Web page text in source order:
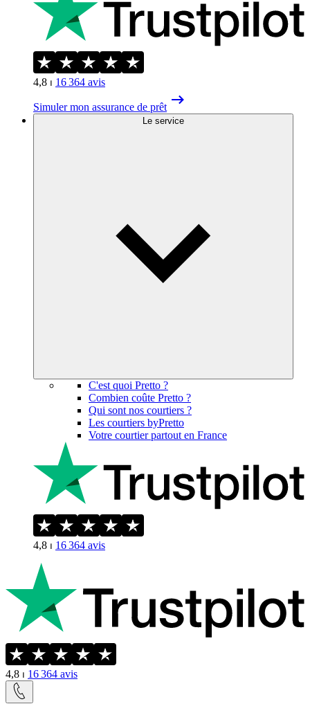
4,8 ⏐ 16 364 avis
Simuler mon assurance de prêt
Le service
C'est quoi Pretto ?
Combien coûte Pretto ?
Qui sont nos courtiers ?
Les courtiers byPretto
Votre courtier partout en France
4,8 ⏐ 16 364 avis
4,8 ⏐ 16 364 avis